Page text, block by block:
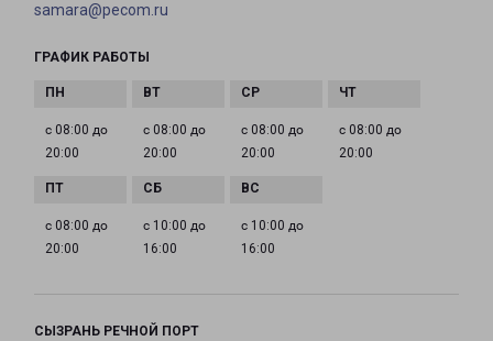
samara@pecom.ru
ГРАФИК РАБОТЫ
с 08:00 до
20:00
с 08:00 до
20:00
с 08:00 до
20:00
с 08:00 до
20:00
с 08:00 до
20:00
с 10:00 до
16:00
с 10:00 до
16:00
СЫЗРАНЬ РЕЧНОЙ ПОРТ